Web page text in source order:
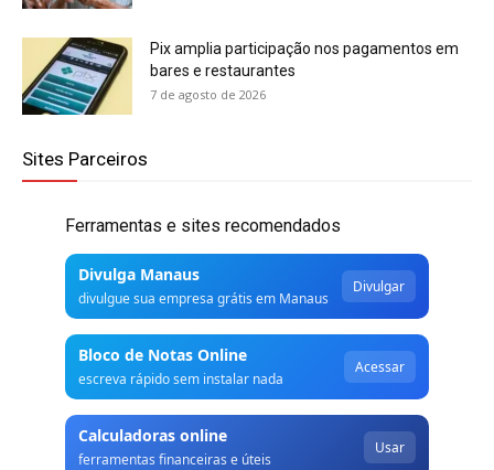
Pix amplia participação nos pagamentos em
bares e restaurantes
7 de agosto de 2026
Sites Parceiros
Ferramentas e sites recomendados
Divulga Manaus
divulgue sua empresa grátis em Manaus
Divulgar
Bloco de Notas Online
escreva rápido sem instalar nada
Acessar
Calculadoras online
ferramentas financeiras e úteis
Usar